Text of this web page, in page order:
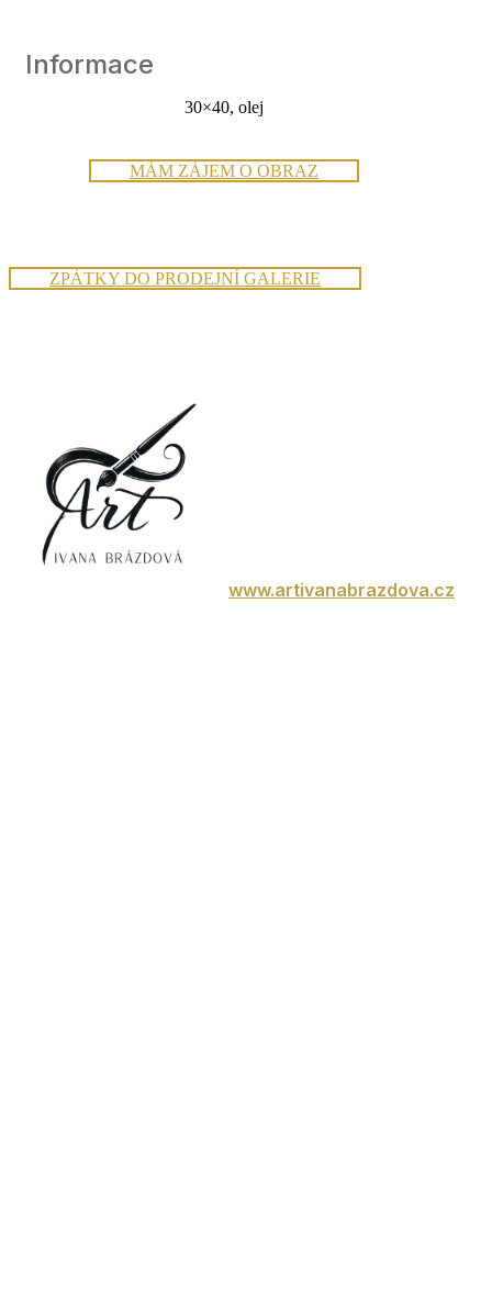
Informace
30×40, olej
MÁM ZÁJEM O OBRAZ
ZPÁTKY DO PRODEJNÍ GALERIE
www.artivanabrazdova.cz